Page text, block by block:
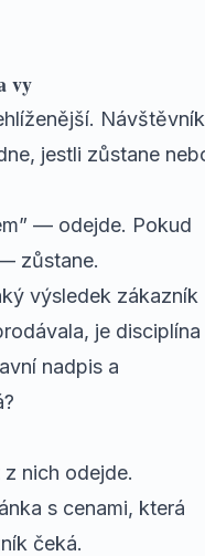
vy
Návštěvník
jestli zůstane
— odejde. Pokud
zůstane.
výsledek zákazník
, je disciplína
nadpis a
nich odejde.
s cenami, která
čeká.